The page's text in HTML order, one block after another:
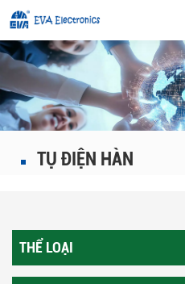
TỤ ĐIỆN HÀN
THỂ LOẠI